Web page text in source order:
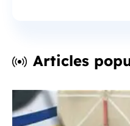
Articles